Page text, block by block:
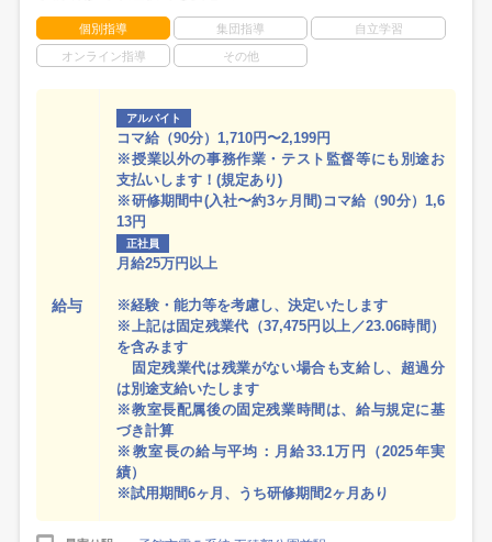
個別指導 集団指導 自立学習
オンライン指導 その他
給与
アルバイト
コマ給（90分）1,710円〜2,199円
※授業以外の事務作業・テスト監督等にも別途お
支払いします！(規定あり)
※研修期間中(入社〜約3ヶ月間)コマ給（90分）1,6
13円
正社員
月給25万円以上
※経験・能力等を考慮し、決定いたします
※上記は固定残業代（37,475円以上／23.06時間）
を含みます
固定残業代は残業がない場合も支給し、超過分
は別途支給いたします
※教室長配属後の固定残業時間は、給与規定に基
づき計算
※教室長の給与平均：月給33.1万円（2025年実
績）
※試用期間6ヶ月、うち研修期間2ヶ月あり